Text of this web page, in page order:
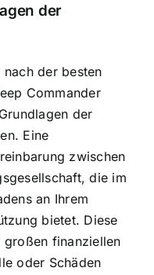
der
der besten
Commander
der
Eine
zwischen
die im
an Ihrem
bietet. Diese
großen finanziellen
oder Schäden